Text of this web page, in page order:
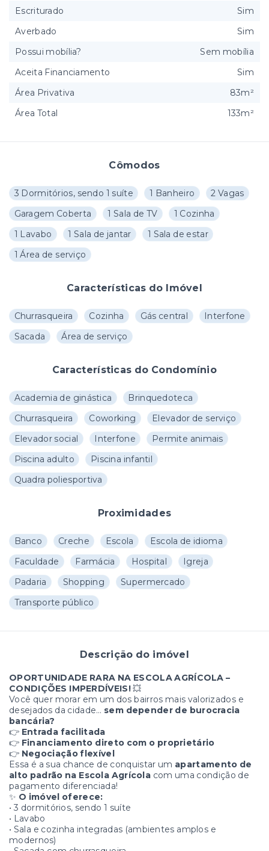
Cômodos
3 Dormitórios, sendo 1 suíte 1 Banheiro
2 Vagas
Garagem Coberta
1 Sala de TV
1 Cozinha
1 Lavabo
1 Sala de jantar
1 Sala de estar
1 Área de serviço
Características do Imóvel
Churrasqueira Cozinha Gás central
Interfone
Sacada
Área de serviço
Características do Condomínio
Academia de ginástica
Brinquedoteca
Churrasqueira
Coworking
Elevador de serviço
Elevador social
Interfone
Permite animais
Piscina adulto
Piscina infantil
Quadra poliesportiva
Proximidades
Banco Creche Escola
Escola de idioma
Faculdade
Farmácia Hospital
Igreja
Padaria
Shopping
Supermercado
Transporte público
Descrição do imóvel
OPORTUNIDADE RARA NA ESCOLA AGRÍCOLA –
CONDIÇÕES IMPERDÍVEIS!💥
Você quer morar em um dos bairros mais valorizados e
desejados da cidade… sem depender de burocracia
bancária?
👉 Entrada facilitada
👉 Financiamento direto com o proprietário
👉 Negociação flexível
Essa é a sua chance de conquistar um apartamento de
alto padrão na Escola Agrícola com uma condição de
pagamento diferenciada!
✨ O imóvel oferece:
• 3 dormitórios, sendo 1 suíte
• Lavabo
• Sala e cozinha integradas (ambientes amplos e
modernos)
Escriturado
Sim
Averbado
Sim
Possui mobília?
Sem mobília
Aceita Financiamento
Sim
Área Privativa
83m²
Área Total
133m²